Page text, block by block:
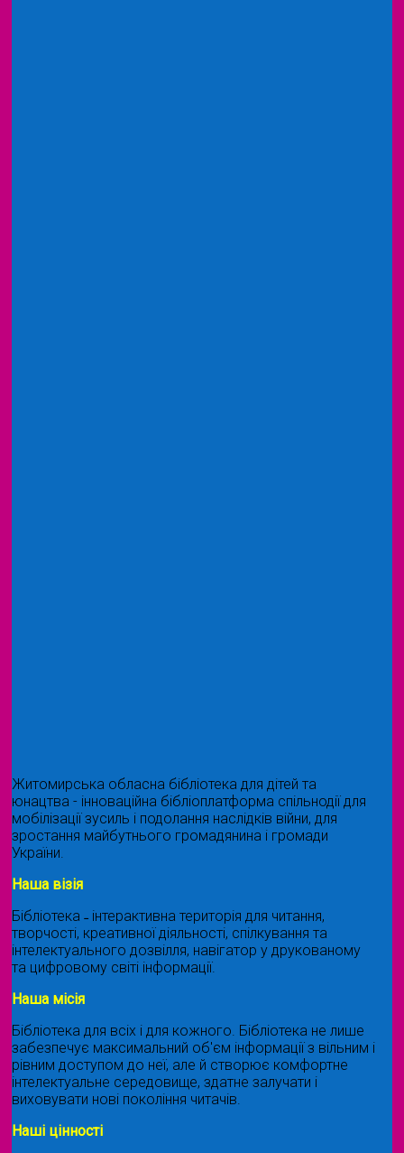
Житомирська обласна бібліотека для дітей та
юнацтва - інноваційна бібліоплатформа спільнодії для
мобілізації зусиль і подолання наслідків війни, для
зростання майбутнього громадянина і громади
України.
Наша візія
Бібліотека ˗ інтерактивна територія для читання,
творчості, креативної діяльності, спілкування та
інтелектуального дозвілля, навігатор у друкованому
та цифровому світі інформації.
Наша місія
Бібліотека для всіх і для кожного. Бібліотека не лише
забезпечує максимальний об'єм інформації з вільним і
рівним доступом до неї, але й створює комфортне
інтелектуальне середовище, здатне залучати і
виховувати нові покоління читачів.
Наші цінності